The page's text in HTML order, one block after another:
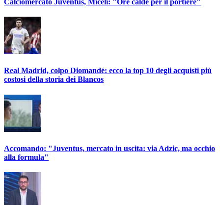
Calciomercato Juventus, Miceli: "Ore calde per il portiere"
Real Madrid, colpo Diomandé: ecco la top 10 degli acquisti più
costosi della storia dei Blancos
Accomando: "Juventus, mercato in uscita: via Adzic, ma occhio
alla formula"